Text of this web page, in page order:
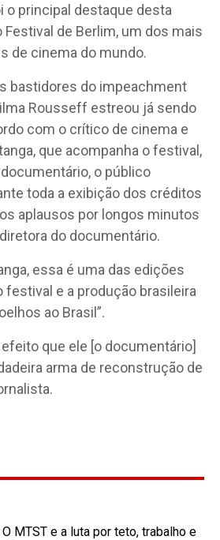
o principal destaque desta
Festival de Berlim, um dos mais
de cinema do mundo.
bastidores do impeachment
Rousseff estreou já sendo
com o crítico de cinema e
que acompanha o festival,
o público
toda a exibição dos créditos
aplausos por longos minutos
do documentário.
essa é uma das edições
festival e a produção brasileira
ao Brasil”.
que ele [o documentário]
arma de reconstrução de
O MTST e a luta por teto, trabalho e